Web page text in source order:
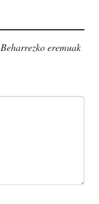
Beharrezko eremuak